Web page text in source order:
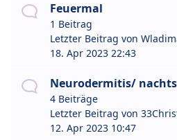
Feuermal
1 Beitrag
Letzter Beitrag von
18. Apr 2023 22:43
Neurodermitis/
4 Beiträge
Letzter Beitrag von
12. Apr 2023 10:47